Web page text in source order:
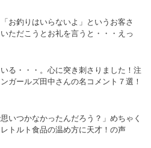
お釣りはいらないよ」というお客さ
ただこうとお礼を言うと・・・えっ
る・・・。心に突き刺さりました！注
ガールズ田中さんの名コメント７選！
思いつかなかったんだろう？」めちゃく
トルト食品の温め方に天才！の声